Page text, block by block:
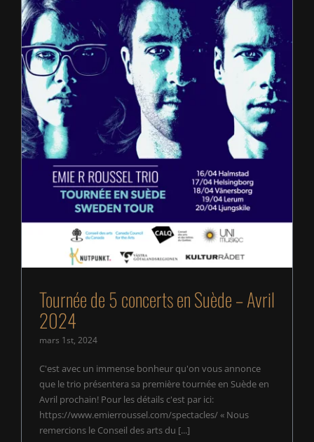
Tournée de 5 concerts en Suède – Avril 2024
Tournée de 5 concerts en Suède – Avril
2024
mars 1st, 2024
C'est avec un immense bonheur qu'on vous annonce
que le trio présentera sa première tournée en Suède en
Avril prochain! Pour les détails c'est par ici:
https://www.emierroussel.com/spectacles/ « Nous
remercions le Conseil des arts du [...]